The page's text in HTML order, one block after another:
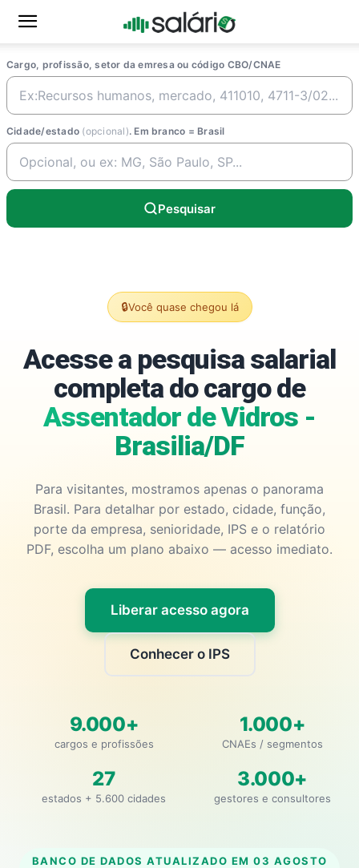
Cargo, profissão, setor da emresa ou código CBO/CNAE
Cidade/estado (opcional). Em branco = Brasil
Pesquisar
🔒Você quase chegou lá
Acesse a pesquisa salarial
completa do cargo de
Assentador de Vidros -
Brasilia/DF
Para visitantes, mostramos apenas o panorama
Brasil. Para detalhar por estado, cidade, função,
porte da empresa, senioridade, IPS e o relatório
PDF, escolha um plano abaixo — acesso imediato.
Liberar acesso agora
Conhecer o IPS
9.000+
cargos e profissões
1.000+
CNAEs / segmentos
27
estados + 5.600 cidades
3.000+
gestores e consultores
BANCO DE DADOS ATUALIZADO EM 03 AGOSTO